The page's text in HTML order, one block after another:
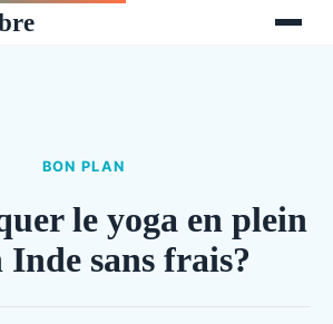
BON PLAN
le yoga en plein
Inde sans frais?